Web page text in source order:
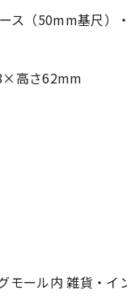
ス（50mm基尺）
高さ62mm
モール内 雑貨・